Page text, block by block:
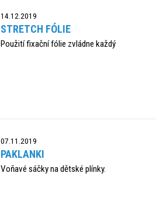
14.12.2019
STRETCH FÓLIE
Použití fixační fólie zvládne každý
07.11.2019
PAKLANKI
Voňavé sáčky na dětské plínky.